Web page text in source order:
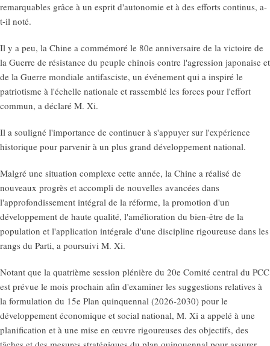
remarquables grâce à un esprit d'autonomie et à des efforts continus, a-
t-il noté.
Il y a peu, la Chine a commémoré le 80e anniversaire de la victoire de
la Guerre de résistance du peuple chinois contre l'agression japonaise et
de la Guerre mondiale antifasciste, un événement qui a inspiré le
patriotisme à l'échelle nationale et rassemblé les forces pour l'effort
commun, a déclaré M. Xi.
Il a souligné l'importance de continuer à s'appuyer sur l'expérience
historique pour parvenir à un plus grand développement national.
Malgré une situation complexe cette année, la Chine a réalisé de
nouveaux progrès et accompli de nouvelles avancées dans
l'approfondissement intégral de la réforme, la promotion d'un
développement de haute qualité, l'amélioration du bien-être de la
population et l'application intégrale d'une discipline rigoureuse dans les
rangs du Parti, a poursuivi M. Xi.
Notant que la quatrième session plénière du 20e Comité central du PCC
est prévue le mois prochain afin d'examiner les suggestions relatives à
la formulation du 15e Plan quinquennal (2026-2030) pour le
développement économique et social national, M. Xi a appelé à une
planification et à une mise en œuvre rigoureuses des objectifs, des